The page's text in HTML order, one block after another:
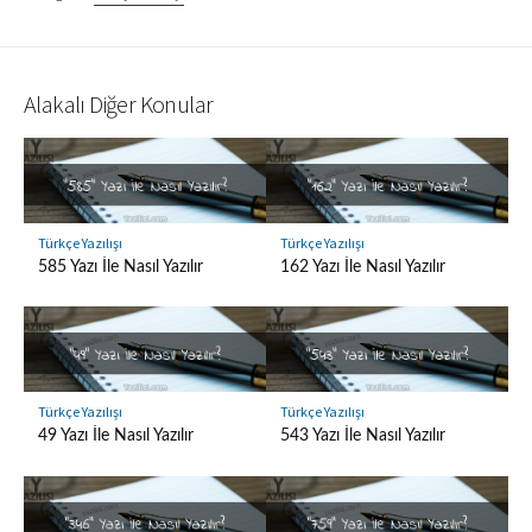
Alakalı Diğer Konular
Türkçe Yazılışı
585 Yazı İle Nasıl Yazılır
Türkçe Yazılışı
162 Yazı İle Nasıl Yazılır
Türkçe Yazılışı
49 Yazı İle Nasıl Yazılır
Türkçe Yazılışı
543 Yazı İle Nasıl Yazılır